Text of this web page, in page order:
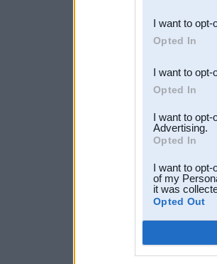
third parties.
I want to opt-
Opted In
I want to opt-
Opted In
I want to opt-
Advertising.
Opted In
I want to opt-
of my
it was
Opted Out